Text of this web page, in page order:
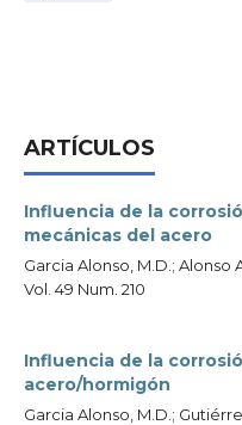
ARTÍCULOS
Influencia de la
mecánicas del acero
Garcia Alonso, M.D.; Alonso
Vol. 49 Num. 210
Influencia de la
acero/hormigón
Garcia Alonso, M.D.;